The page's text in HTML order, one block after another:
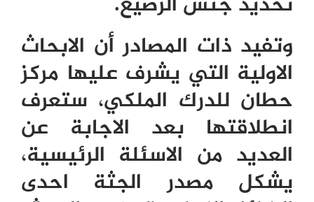
وتفيد ذات المصادر أن الابحاث
الاولية التي يشرف عليها مركز
حطان للدرك الملكي، ستعرف
انطلاقتها بعد الاجابة عن
العديد من الاسئلة الرئيسية،
يشكل مصدر الجثة احدى